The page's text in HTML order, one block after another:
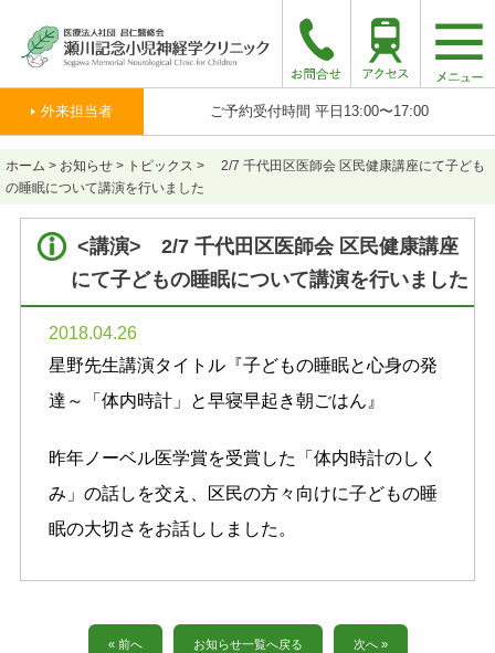
外来担当者 ご予約受付時間 平日13:00〜17:00
ホーム > お知らせ > トピックス >
2/7 千代田区医師会 区民健康講座にて子ども
の睡眠について講演を行いました
<講演> 2/7 千代田区医師会 区民健康講座
にて子どもの睡眠について講演を行いました
2018.04.26
星野先生講演タイトル『子どもの睡眠と心身の発
達～「体内時計」と早寝早起き朝ごはん』
昨年ノーベル医学賞を受賞した「体内時計のしく
み」の話しを交え、区民の方々向けに子どもの睡
眠の大切さをお話ししました。
« 前へ お知らせ一覧へ戻る 次へ »